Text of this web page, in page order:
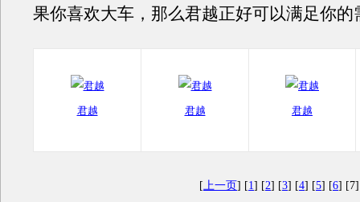
果你喜欢大车，那么君越正好可以满足你的
君越 君越 君越
[上一页] [1] [2] [3] [4] [5] [6]